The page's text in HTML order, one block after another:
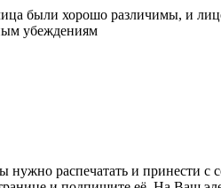
были хорошо различимы, и
убеждениям
нужно распечатать и принести с